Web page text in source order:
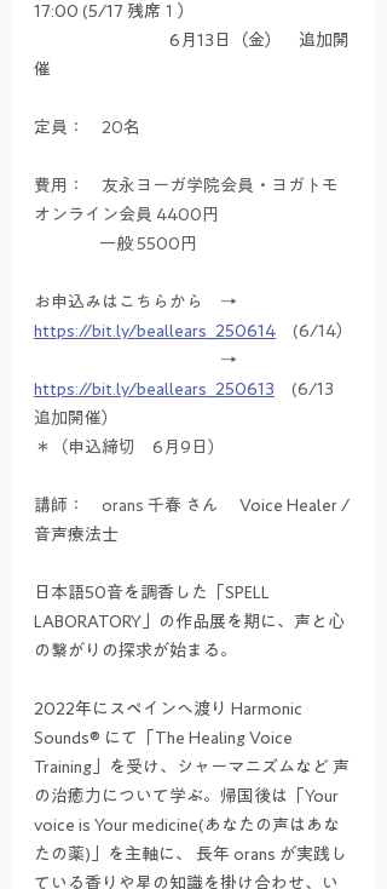
17:00 (5/17 残席１）
6月13日（金）　追加開
催
定員：　20名
費用：　友永ヨーガ学院会員・ヨガトモ
オンライン会員 4400円
    　　　一般 5500円
お申込みはこちらから　→
https://bit.ly/beallears_250614 (6/14）
→
https://bit.ly/beallears_250613 (6/13
追加開催）
＊（申込締切　6月9日）
講師：　orans 千春 さん
Voice Healer /
音声療法士
日本語50音を調香した「SPELL
LABORATORY」の作品展を期に、声と心
の繋がりの探求が始まる。
2022年にスペインへ渡り Harmonic
Sounds® にて「The Healing Voice
Training」を受け、シャーマニズムなど 声
の治癒力について学ぶ。帰国後は「Your
voice is Your medicine(あなたの声はあな
たの薬)」を主軸に、 長年 orans が実践し
ている香りや星の知識を掛け合わせ、い